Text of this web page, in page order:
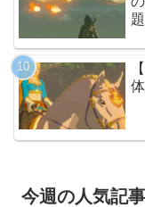
今週の人気記事